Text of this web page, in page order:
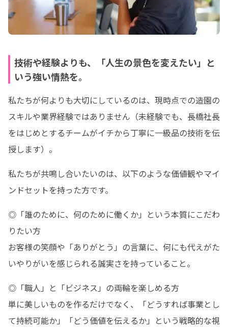
技術や経験よりも、「人生の景色を変えたい」と
いう強い情熱を。
私たちが何よりも大切にしているのは、現時点での造園の
スキルや業界経験ではありません（未経験でも、長橋社長
をはじめとするチームがイチから丁寧に一級品の技術を伝
授します）。
私たちが共鳴し合いたいのは、以下のような価値観やマイ
ンドセットを持った方です。
◎「誰のために、何のために働くか」という本質にこだわ
りたい方
お客様の笑顔や「ありがとう」の言葉に、何にも代えがた
いやりがいを感じられる誠実さを持っていること。
◎「職人」と「ビジネス」の両輪を楽しめる方
単に美しいものを作るだけでなく、「どうすれば事業とし
て持続可能か」「どう価値を伝えるか」という戦略的な視